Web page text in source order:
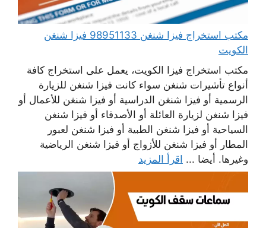
مكتب استخراج فيزا شنغن 98951133 فيزا شنغن
الكويت
مكتب استخراج فيزا الكويت، يعمل على استخراج كافة
أنواع تأشيرات شنغن سواء كانت فيزا شنغن للزيارة
الرسمية أو فيزا شنغن الدراسية أو فيزا شنغن للأعمال أو
فيزا شنغن لزيارة العائلة أو الأصدقاء أو فيزا شنغن
السياحية أو فيزا شنغن الطبية أو فيزا شنغن لعبور
المطار أو فيزا شنغن للأزواج أو فيزا شنغن الرياضية
وغيرها. أيضا ... اقرأ المزيد